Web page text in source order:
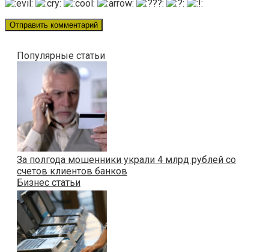
Популярные статьи
За полгода мошенники украли 4 млрд рублей со
счетов клиентов банков
Бизнес статьи